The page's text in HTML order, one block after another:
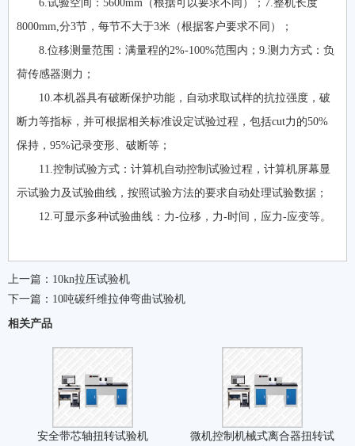
6.试验空间：5600mm（根据可以要求不同）；7.整机长度
8000mm,分3节，每节不大于3米（根据客户要求不同）；
8.位移测量范围：满量程的2%-100%范围内；9.测力方式：负
荷传感器测力；
10.本机器具有破断保护功能，自动求取试样的抗拉强度，破
断力等指标，并可根据相关标准设定试验过程，包括cut力的50%
保持，95%记录变形、破断等；
11.控制试验方式：计算机自动控制试验过程，计算机屏幕显
示试验力及试验曲线，按照试验方法的要求自动处理试验数据；
12.可显示多种试验曲线：力-位移，力-时间，应力-应变等。
上一篇： 10kn拉压试验机
下一篇： 10吨碳纤维拉伸弯曲试验机
相关产品
安全带芯轴扭转试验机
微机控制机械式离合器扭转试